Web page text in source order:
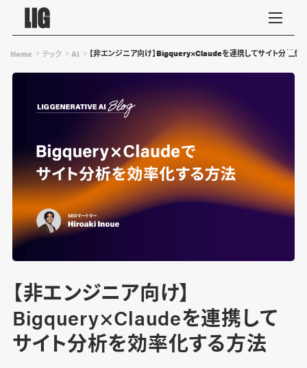
Home テック AI 【非エンジニア向け】Bigquery×Claudeを連携してサイト分析を
【非エンジニア向け】
Bigquery×Claudeを連携して
サイト分析を効率化する方法